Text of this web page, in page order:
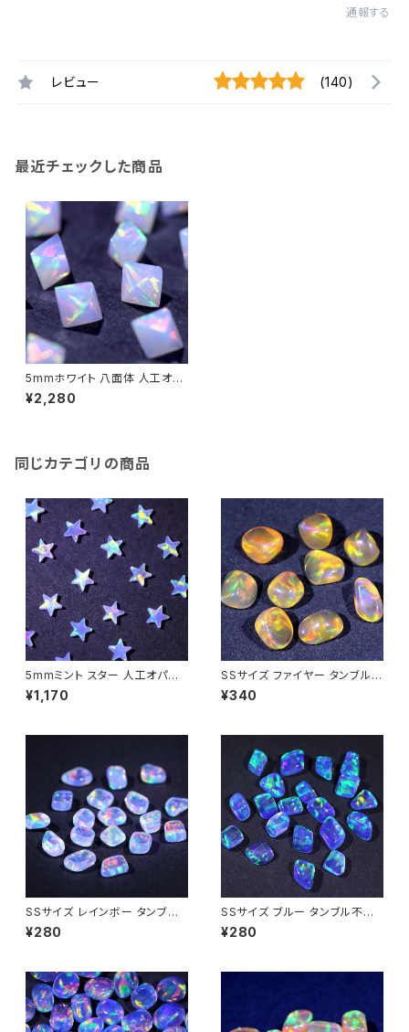
通報する
レビュー (140)
最近チェックした商品
5mmホワイト 八面体 人工オパ
ール1個 - 耐熱ガラス / ボロシ
リケイトガラス（COE33）専用
¥2,280
同じカテゴリの商品
5mmミント スター 人工オパー
ル1個 - 耐熱ガラス / ボロシリケ
イトガラス（COE33）専用
¥1,170
SSサイズ ファイヤー タンブル不
定形人工オパール1個 - 耐熱ガ
ラス / ボロシリケイトガラス（C
¥340
SSサイズ レインボー タンブル
不定形人工オパール1個 - 耐熱
ガラス / ボロシリケイトガラス
¥280
SSサイズ ブルー タンブル不定
形人工オパール1個 - 耐熱ガラ
ス / ボロシリケイトガラス（COE
¥280